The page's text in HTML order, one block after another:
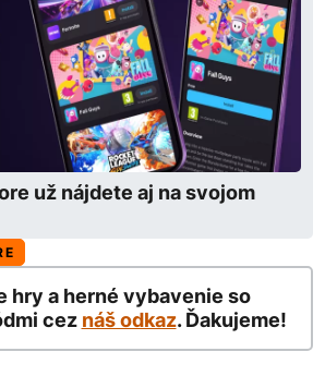
už nájdete aj na svojom
hry a herné vybavenie so
cez náš odkaz. Ďakujeme!